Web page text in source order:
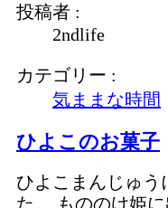
投稿者 :
2ndlife
カテゴリー :
気ままな時間
ひよこのお菓子
ひよこまんじゅう
た。 もののけ姫